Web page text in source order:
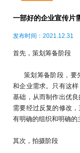
一部好的企业宣传片
发布时间：2021.12.31
首先，策划筹备阶段
策划筹备阶段，要
和企业需求。只有这
基础，从而制作出优
需要经过反复的修改
有明确的组织和明确的
其次，拍摄阶段